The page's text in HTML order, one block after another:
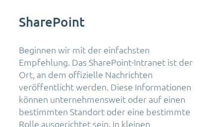
SharePoint
Beginnen wir mit der einfachsten
Empfehlung. Das SharePoint-Intranet ist der
Ort, an dem offizielle Nachrichten
veröffentlicht werden. Diese Informationen
können unternehmensweit oder auf einen
bestimmten Standort oder eine bestimmte
Rolle ausgerichtet sein. In kleinen